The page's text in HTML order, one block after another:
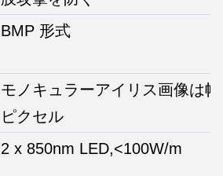
BMP 形式
モノキュラーアイリス画像は
ピクセル
2 x 850nm LED,<100W/m